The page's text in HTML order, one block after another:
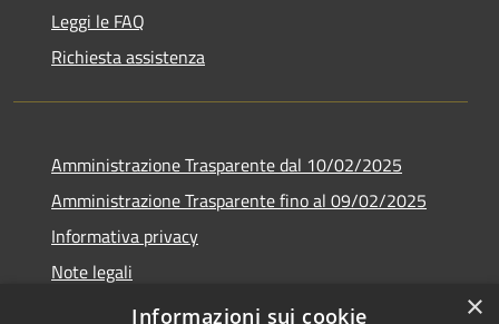
Leggi le FAQ
Richiesta assistenza
Amministrazione Trasparente dal 10/02/2025
Amministrazione Trasparente fino al 09/02/2025
Informativa privacy
Note legali
Dichiarazione di accessibilità
×
Informazioni sui cookie